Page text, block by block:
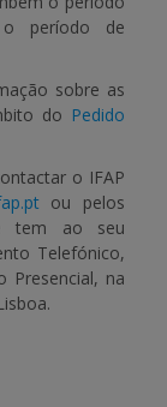
o período de
sobre as
do Pedido
o IFAP
ou pelos
tem ao seu
Telefónico,
Presencial, na